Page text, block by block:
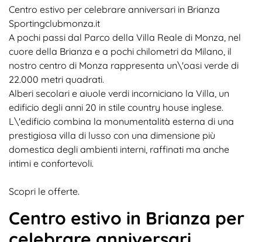
Centro estivo per celebrare anniversari in Brianza
Sportingclubmonza.it
A pochi passi dal Parco della Villa Reale di Monza, nel
cuore della Brianza e a pochi chilometri da Milano, il
nostro centro di Monza rappresenta un\'oasi verde di
22.000 metri quadrati.
Alberi secolari e aiuole verdi incorniciano la Villa, un
edificio degli anni 20 in stile country house inglese.
L\'edificio combina la monumentalità esterna di una
prestigiosa villa di lusso con una dimensione più
domestica degli ambienti interni, raffinati ma anche
intimi e confortevoli.
Scopri le offerte.
Centro estivo in Brianza per